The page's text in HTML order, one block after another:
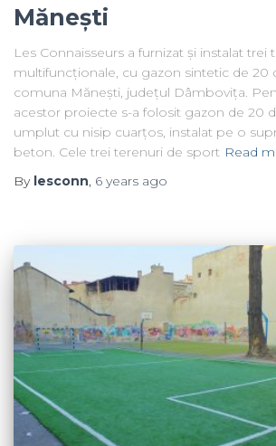
Mănești
Les Connaisseurs a furnizat și instalat
multifuncționale, cu gazon sintetic de 20
comuna Mănești, județul Dâmbovița.
acestor proiecte s-a folosit gazon de 20
umplut cu nisip cuarțos, instalat pe o
beton. Cele trei terenuri de sport Read
By lesconn, 6 years ago